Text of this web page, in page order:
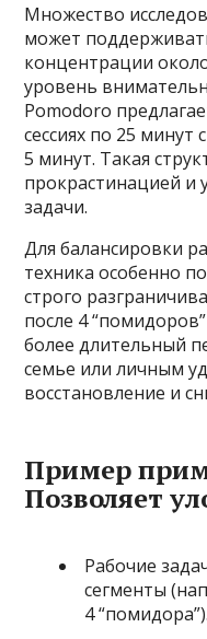
Множество
может
концентрации
уровень
Pomodoro
сессиях по 25
5 минут. Такая
прокрастинацией и
задачи.
Для балансировки
техника особенно
строго
после 4
более длительный
семье или личным
восстановление и
Пример
Позволяет
Рабочие
сегменты
4 “помидора”).